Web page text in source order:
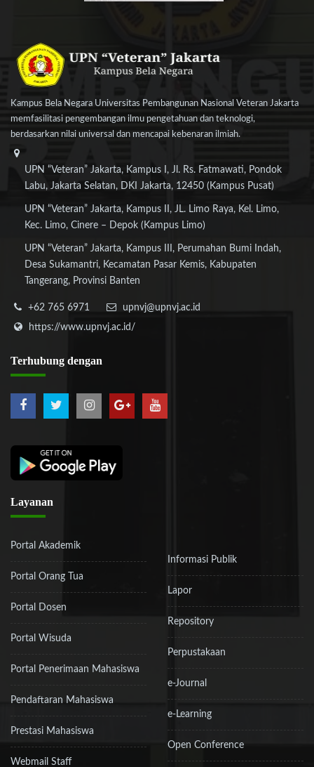
Kampus Bela Negara Universitas Pembangunan Nasional Veteran Jakarta
memfasilitasi pengembangan ilmu pengetahuan dan teknologi,
berdasarkan nilai universal dan mencapai kebenaran ilmiah.
UPN “Veteran” Jakarta, Kampus I, Jl. Rs. Fatmawati, Pondok
Labu, Jakarta Selatan, DKI Jakarta, 12450 (Kampus Pusat)
UPN “Veteran” Jakarta, Kampus II, JL. Limo Raya, Kel. Limo,
Kec. Limo, Cinere – Depok (Kampus Limo)
UPN “Veteran” Jakarta, Kampus III, Perumahan Bumi Indah,
Desa Sukamantri, Kecamatan Pasar Kemis, Kabupaten
Tangerang, Provinsi Banten
+62 765 6971
upnvj@upnvj.ac.id
https://www.upnvj.ac.id/
Terhubung dengan
Layanan
Portal Akademik
Portal Orang Tua
Portal Dosen
Portal Wisuda
Portal Penerimaan Mahasiswa
Pendaftaran Mahasiswa
Prestasi Mahasiswa
Webmail Staff
Informasi Publik
Lapor
Repository
Perpustakaan
e-Journal
e-Learning
Open Conference